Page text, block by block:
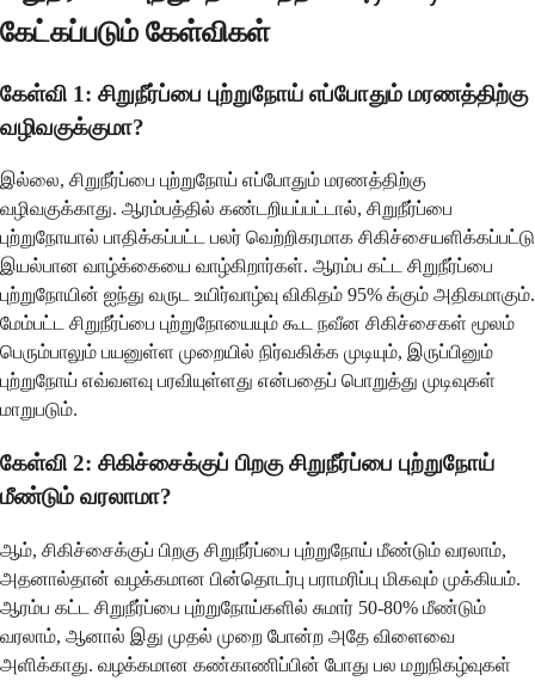
கேட்கப்படும் கேள்விகள்
கேள்வி 1: சிறுநீர்ப்பை புற்றுநோய் எப்போதும் மரணத்திற்கு
வழிவகுக்குமா?
இல்லை, சிறுநீர்ப்பை புற்றுநோய் எப்போதும் மரணத்திற்கு
வழிவகுக்காது. ஆரம்பத்தில் கண்டறியப்பட்டால், சிறுநீர்ப்பை
புற்றுநோயால் பாதிக்கப்பட்ட பலர் வெற்றிகரமாக சிகிச்சையளிக்கப்பட்டு
இயல்பான வாழ்க்கையை வாழ்கிறார்கள். ஆரம்ப கட்ட சிறுநீர்ப்பை
புற்றுநோயின் ஐந்து வருட உயிர்வாழ்வு விகிதம் 95% க்கும் அதிகமாகும்.
மேம்பட்ட சிறுநீர்ப்பை புற்றுநோயையும் கூட நவீன சிகிச்சைகள் மூலம்
பெரும்பாலும் பயனுள்ள முறையில் நிர்வகிக்க முடியும், இருப்பினும்
புற்றுநோய் எவ்வளவு பரவியுள்ளது என்பதைப் பொறுத்து முடிவுகள்
மாறுபடும்.
கேள்வி 2: சிகிச்சைக்குப் பிறகு சிறுநீர்ப்பை புற்றுநோய்
மீண்டும் வரலாமா?
ஆம், சிகிச்சைக்குப் பிறகு சிறுநீர்ப்பை புற்றுநோய் மீண்டும் வரலாம்,
அதனால்தான் வழக்கமான பின்தொடர்பு பராமரிப்பு மிகவும் முக்கியம்.
ஆரம்ப கட்ட சிறுநீர்ப்பை புற்றுநோய்களில் சுமார் 50-80% மீண்டும்
வரலாம், ஆனால் இது முதல் முறை போன்ற அதே விளைவை
அளிக்காது. வழக்கமான கண்காணிப்பின் போது பல மறுநிகழ்வுகள்